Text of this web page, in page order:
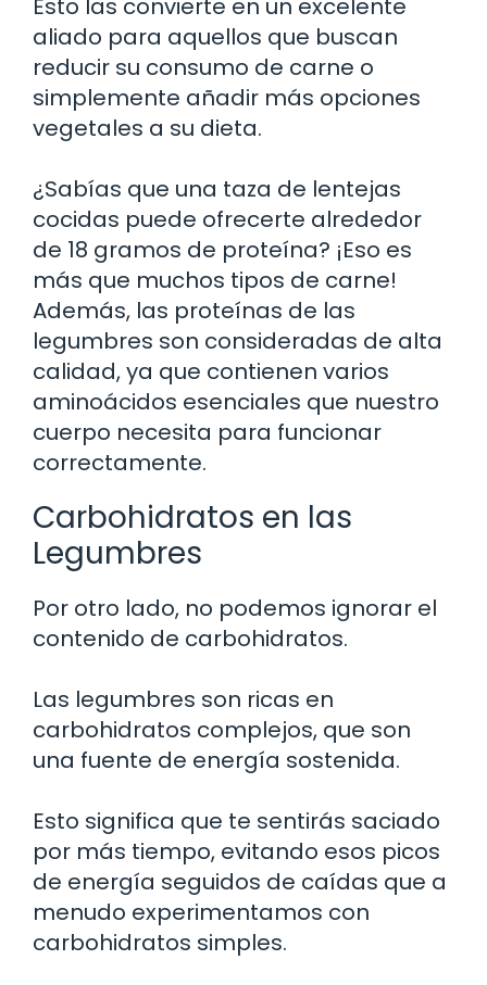
aliado para aquellos que buscan
reducir su consumo de carne o
simplemente añadir más opciones
vegetales a su dieta.
¿Sabías que una taza de lentejas
cocidas puede ofrecerte alrededor
de 18 gramos de proteína? ¡Eso es
más que muchos tipos de carne!
Además, las proteínas de las
legumbres son consideradas de alta
calidad, ya que contienen varios
aminoácidos esenciales que nuestro
cuerpo necesita para funcionar
correctamente.
Carbohidratos en las
Legumbres
Por otro lado, no podemos ignorar el
contenido de carbohidratos.
Las legumbres son ricas en
carbohidratos complejos, que son
una fuente de energía sostenida.
Esto significa que te sentirás saciado
por más tiempo, evitando esos picos
de energía seguidos de caídas que a
menudo experimentamos con
carbohidratos simples.